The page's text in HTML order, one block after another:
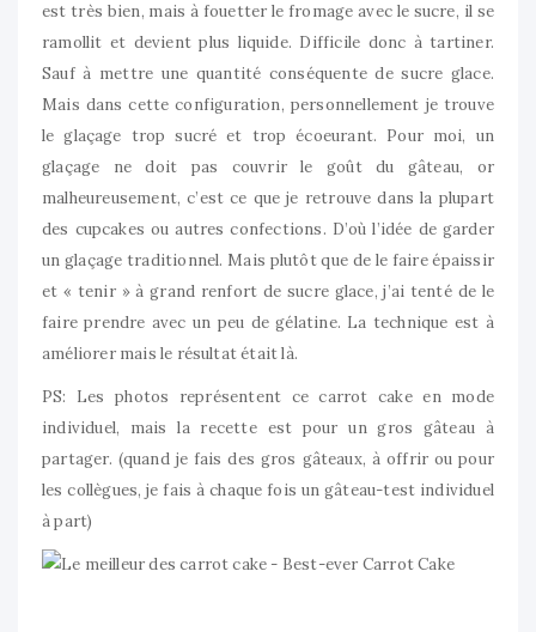
est très bien, mais à fouetter le fromage avec le sucre, il se
ramollit et devient plus liquide. Difficile donc à tartiner.
Sauf à mettre une quantité conséquente de sucre glace.
Mais dans cette configuration, personnellement je trouve
le glaçage trop sucré et trop écoeurant. Pour moi, un
glaçage ne doit pas couvrir le goût du gâteau, or
malheureusement, c’est ce que je retrouve dans la plupart
des cupcakes ou autres confections. D’où l’idée de garder
un glaçage traditionnel. Mais plutôt que de le faire épaissir
et « tenir » à grand renfort de sucre glace, j’ai tenté de le
faire prendre avec un peu de gélatine. La technique est à
améliorer mais le résultat était là.
PS: Les photos représentent ce carrot cake en mode
individuel, mais la recette est pour un gros gâteau à
partager. (quand je fais des gros gâteaux, à offrir ou pour
les collègues, je fais à chaque fois un gâteau-test individuel
à part)